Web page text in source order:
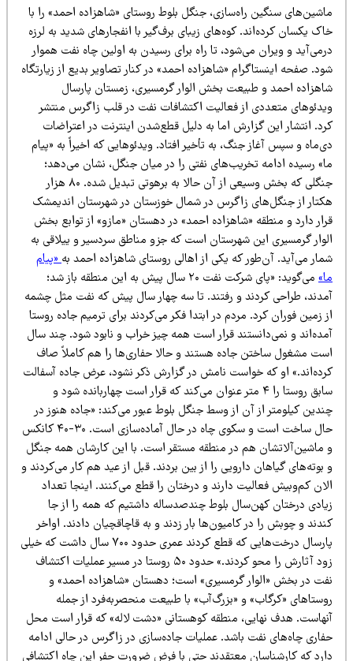
سنگین راه‌سازی، جنگل بلوط روستای «شاهزاده احمد» را با
یکسان کرده‌اند. کوه‌های زیبای برف‌گیر با انفجارهای شدید به لرزه
و ویران می‌شود، تا راه برای رسیدن به اولین چاه نفت هموار
صفحه اینستاگرام «شاهزاده احمد» در کنار تصاویر بدیع از زیارتگاه
احمد و طبیعت بخش الوار گرمسیری، زمستان پارسال
متعددی از فعالیت اکتشافات نفت در قلب زاگرس منتشر
انتشار این گزارش اما به دلیل قطع‌شدن اینترنت در اعتراضات
و سپس آغاز جنگ، به تأخیر افتاد. ویدئوهایی که اخیراً به «پیام
رسیده ادامه تخریب‌های نفتی را در میان جنگل، نشان می‌دهد؛
جنگلی که بخش وسیعی از آن حالا به برهوتی تبدیل شده. ۸۰ هزار
از جنگل‌های زاگرس در شمال خوزستان در شهرستان اندیمشک
دارد و منطقه «شاهزاده احمد» در دهستان «مازو» از توابع بخش
گرمسیری این شهرستان است که جزو مناطق سردسیر و ییلاقی به
می‌آید. آن‌طور که یکی از اهالی روستای شاهزاده احمد به«پیام
می‌گوید: «پای شرکت نفت ۲۰ سال پیش به این منطقه باز شد؛
طراحی کردند و رفتند. تا سه چهار سال پیش که نفت مثل چشمه
زمین فوران کرد. مردم در ابتدا فکر می‌کردند برای ترمیم جاده روستا
و نمی‌دانستند قرار است همه چیز خراب و نابود شود. چند سال
مشغول ساختن جاده هستند و حالا حفاری‌ها را هم کاملاً صاف
او که خواست نامش در گزارش ذکر نشود، عرض جاده آسفالت
سابق روستا را ۴ متر عنوان می‌کند که قرار است چهاربانده شود و
کیلومتر از آن از وسط جنگل بلوط عبور می‌کند: «جاده هنوز در
حال ساخت است و سکوی چاه در حال آماده‌سازی است. ۳۰-۴۰ کانکس
ماشین‌آلاتشان هم در منطقه مستقر است. با این کارشان همه جنگل
بوته‌های گیاهان دارویی را از بین بردند. قبل از عید هم کار می‌کردند و
کم‌وبیش فعالیت دارند و درختان را قطع می‌کنند. اینجا تعداد
درختان کهن‌سال بلوط چندصدساله داشتیم که همه را از جا
و چوبش را در کامیون‌ها بار زدند و به قاچاقچیان دادند. اواخر
پارسال درخت‌هایی که قطع کردند عمری حدود ۷۰۰ سال داشت که خیلی
زود آثارش را محو کردند.» حدود ۵۰ روستا در مسیر عملیات اکتشاف
در بخش «الوار گرمسیری» است؛ دهستان «شاهزاده احمد» و
«کرگاب» و «بزرگ‌آب» با طبیعت منحصربه‌فرد از جمله
هدف نهایی، منطقه کوهستانی «دشت لاله» که قرار است محل
چاه‌های نفت باشد. عملیات جاده‌سازی در زاگرس در حالی ادامه
که کارشناسان معتقدند حتی با فرض ضرورت حفر این چاه اکتشافی